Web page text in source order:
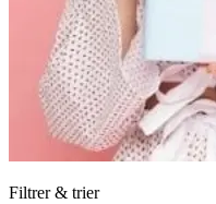
Filtrer & trier